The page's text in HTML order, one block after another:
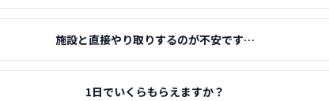
施設と直接やり取りするのが不安です…
1日でいくらもらえますか？